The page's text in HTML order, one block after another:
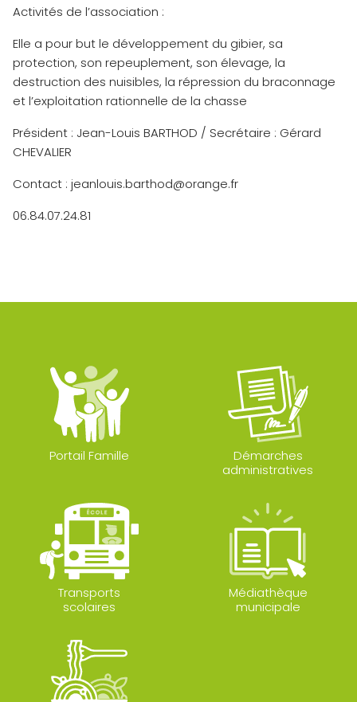
Activités de l’association :
Elle a pour but le développement du gibier, sa
protection, son repeuplement, son élevage, la
destruction des nuisibles, la répression du braconnage
et l’exploitation rationnelle de la chasse
Président : Jean-Louis BARTHOD / Secrétaire : Gérard
CHEVALIER
Contact : jeanlouis.barthod@orange.fr
06.84.07.24.81
Portail Famille
Démarches
administratives
Transports
scolaires
Médiathèque
municipale